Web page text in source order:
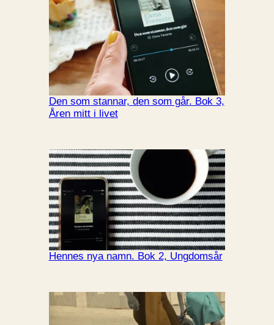
Den som stannar, den som går. Bok 3,
Åren mitt i livet
Hennes nya namn. Bok 2, Ungdomsår